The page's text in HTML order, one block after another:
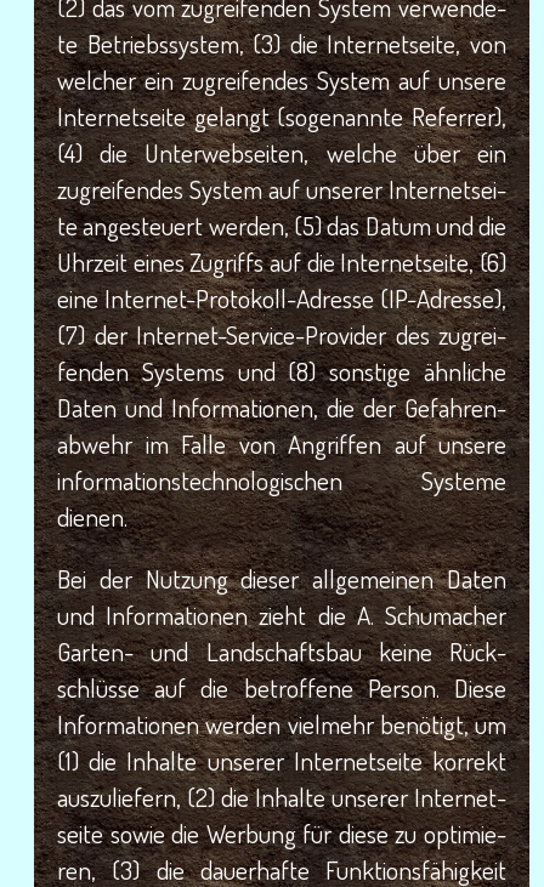
te Betriebs­sys­tem, (3) die Inter­net­sei­te, von
wel­cher ein zugrei­fen­des Sys­tem auf unse­re
Inter­net­sei­te gelangt (soge­nann­te Refer­rer),
(4) die Unter­web­sei­ten, wel­che über ein
zugrei­fen­des Sys­tem auf unse­rer Inter­net­sei­
te ange­steu­ert wer­den, (5) das Datum und die
Uhr­zeit eines Zugriffs auf die Inter­net­sei­te, (6)
eine Inter­net-Pro­to­koll-Adres­se (IP-Adres­se),
(7) der Inter­net-Ser­vice-Pro­vi­der des zugrei­
fen­den Sys­tems und (8) sons­ti­ge ähn­li­che
Daten und Infor­ma­tio­nen, die der Gefah­ren­
ab­wehr im Fal­le von Angrif­fen auf unse­re
infor­ma­ti­ons­tech­no­lo­gi­schen Sys­te­me
dienen.
Bei der Nut­zung die­ser all­ge­mei­nen Daten
und Infor­ma­tio­nen zieht die A. Schu­ma­cher
Gar­ten- und Land­schafts­bau kei­ne Rück­
schlüs­se auf die betrof­fe­ne Per­son. Die­se
Infor­ma­tio­nen wer­den viel­mehr benö­tigt, um
(1) die Inhal­te unse­rer Inter­net­sei­te kor­rekt
aus­zu­lie­fern, (2) die Inhal­te unse­rer Inter­net­
sei­te sowie die Wer­bung für die­se zu opti­mie­
ren, (3) die dau­er­haf­te Funk­ti­ons­fä­hig­keit